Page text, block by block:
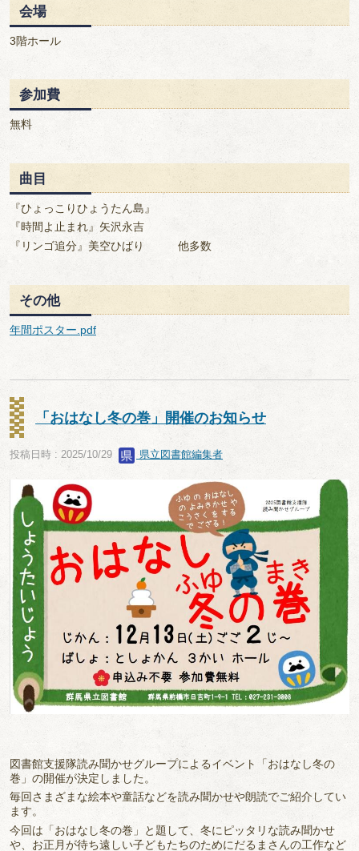
会場
3階ホール
参加費
無料
曲目
『ひょっこりひょうたん島』
『時間よ止まれ』矢沢永吉
『リンゴ追分』美空ひばり 他多数
その他
年間ポスター.pdf
「おはなし冬の巻」開催のお知らせ
投稿日時 : 2025/10/29 県立図書館編集者
図書館支援隊読み聞かせグループによるイベント「おはなし冬の
巻」の開催が決定しました。
毎回さまざまな絵本や童話などを読み聞かせや朗読でご紹介してい
ます。
今回は「おはなし冬の巻」と題して、冬にピッタリな読み聞かせ
や、お正月が待ち遠しい子どもたちのためにだるまさんの工作など